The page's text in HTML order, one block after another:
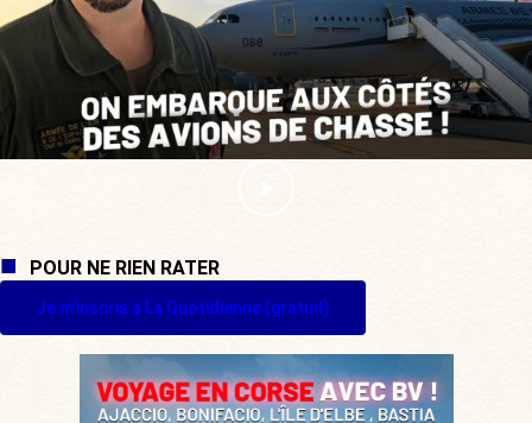
POUR NE RIEN RATER
Je m'inscris à La Quotidienne (gratuit)